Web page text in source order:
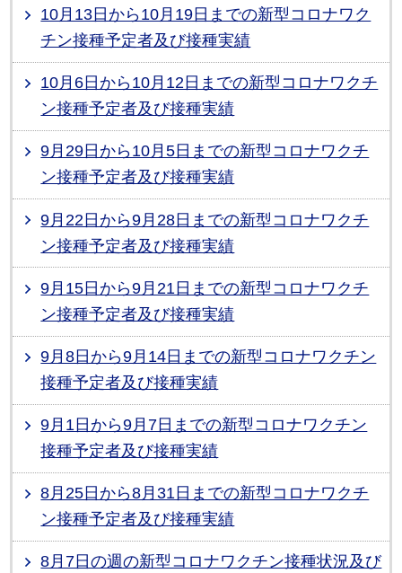
10月13日から10月19日までの新型コロナワク
チン接種予定者及び接種実績
10月6日から10月12日までの新型コロナワクチ
ン接種予定者及び接種実績
9月29日から10月5日までの新型コロナワクチ
ン接種予定者及び接種実績
9月22日から9月28日までの新型コロナワクチ
ン接種予定者及び接種実績
9月15日から9月21日までの新型コロナワクチ
ン接種予定者及び接種実績
9月8日から9月14日までの新型コロナワクチン
接種予定者及び接種実績
9月1日から9月7日までの新型コロナワクチン
接種予定者及び接種実績
8月25日から8月31日までの新型コロナワクチ
ン接種予定者及び接種実績
8月7日の週の新型コロナワクチン接種状況及び